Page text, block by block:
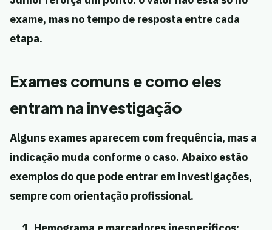
exame, mas no tempo de resposta entre cada
etapa.
Exames comuns e como eles
entram na investigação
Alguns exames aparecem com frequência, mas a
indicação muda conforme o caso. Abaixo estão
exemplos do que pode entrar em investigações,
sempre com orientação profissional.